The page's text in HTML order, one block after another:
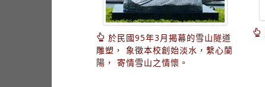
於民國95年3月揭幕的雪山隧道
雕塑， 象徵本校創始淡水，繫心蘭
陽， 寄情雪山之情懷。